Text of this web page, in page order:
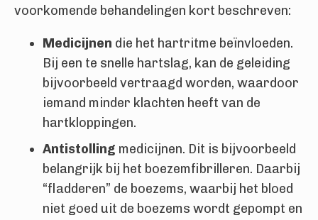
voorkomende behandelingen kort beschreven:
Medicijnen die het hartritme beïnvloeden.
Bij een te snelle hartslag, kan de geleiding
bijvoorbeeld vertraagd worden, waardoor
iemand minder klachten heeft van de
hartkloppingen.
Antistolling medicijnen. Dit is bijvoorbeeld
belangrijk bij het boezemfibrilleren. Daarbij
“fladderen” de boezems, waarbij het bloed
niet goed uit de boezems wordt gepompt en